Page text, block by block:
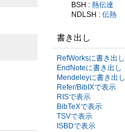
BSH : 熱伝達
NDLSH : 伝熱
書き出し
RefWorksに書き出し
EndNoteに書き出し
Mendeleyに書き出し
Refer/BibIXで表示
RISで表示
BibTeXで表示
TSVで表示
ISBDで表示